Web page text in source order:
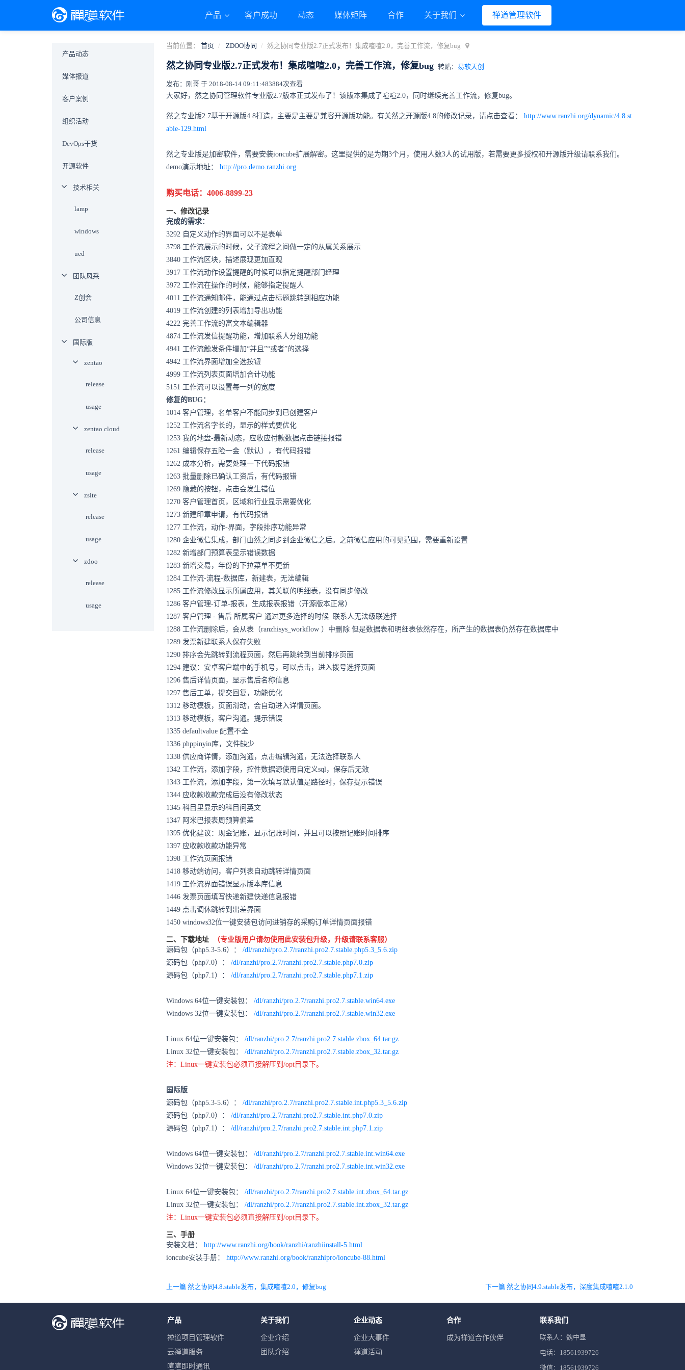
产品 客户成功 动态 媒体矩阵 合作 关于我们 禅道管理软件
当前位置： 首页 ZDOO协同 然之协同专业版2.7正式发布！集成喧喧2.0，完善工作流，修复bug
然之协同专业版2.7正式发布！集成喧喧2.0，完善工作流，修复bug 转贴： 易软天创
发布：刚哥 于 2018-08-14 09:11:483884次查看
大家好，然之协同管理软件专业版2.7版本正式发布了！该版本集成了喧喧2.0，同时继续完善工作流，修复bug。
然之专业版2.7基于开源版4.8打造，主要是主要是兼容开源版功能。有关然之开源版4.8的修改记录，请点击查看： http://www.ranzhi.org/dynamic/4.8.st
able-129.html
然之专业版是加密软件，需要安装ioncube扩展解密。这里提供的是为期3个月，使用人数3人的试用版，若需要更多授权和开源版升级请联系我们。
demo演示地址： http://pro.demo.ranzhi.org
购买电话：4006-8899-23
一、修改记录
完成的需求：
3292 自定义动作的界面可以不是表单
3798 工作流展示的时候，父子流程之间做一定的从属关系展示
3840 工作流区块，描述展现更加直观
3917 工作流动作设置提醒的时候可以指定提醒部门经理
3972 工作流在操作的时候，能够指定提醒人
4011 工作流通知邮件，能通过点击标题跳转到相应功能
4019 工作流创建的列表增加导出功能
4222 完善工作流的富文本编辑器
4874 工作流发信提醒功能，增加联系人分组功能
4941 工作流触发条件增加“并且”“或者”的选择
4942 工作流界面增加全选按钮
4999 工作流列表页面增加合计功能
5151 工作流可以设置每一列的宽度
修复的BUG：
1014 客户管理，名单客户不能同步到已创建客户
1252 工作流名字长的，显示的样式要优化
1253 我的地盘-最新动态，应收应付款数据点击链接报错
1261 编辑保存五险一金（默认），有代码报错
1262 成本分析，需要处理一下代码报错
1263 批量删除已确认工资后，有代码报错
1269 隐藏的按钮，点击会发生错位
1270 客户管理首页，区域和行业显示需要优化
1273 新建印章申请，有代码报错
1277 工作流，动作-界面，字段排序功能异常
1280 企业微信集成，部门由然之同步到企业微信之后。之前微信应用的可见范围，需要重新设置
1282 新增部门预算表显示错误数据
1283 新增交易，年份的下拉菜单不更新
1284 工作流-流程-数据库，新建表，无法编辑
1285 工作流修改显示所属应用，其关联的明细表，没有同步修改
1286 客户管理-订单-报表，生成报表报错（开源版本正常）
1287 客户管理 - 售后 所属客户 通过更多选择的时候 联系人无法级联选择
1288 工作流删除后，会从表（ranzhisys_workflow ）中删除 但是数据表和明细表依然存在，所产生的数据表仍然存在数据库中
1289 发票新建联系人保存失败
1290 排序会先跳转到流程页面，然后再跳转到当前排序页面
1294 建议：安卓客户端中的手机号，可以点击，进入拨号选择页面
1296 售后详情页面，显示售后名称信息
1297 售后工单，提交回复，功能优化
1312 移动模板，页面滑动，会自动进入详情页面。
1313 移动模板，客户沟通。提示错误
1335 defaultvalue 配置不全
1336 phppinyin库，文件缺少
1338 供应商详情，添加沟通，点击编辑沟通，无法选择联系人
1342 工作流，添加字段，控件数据源使用自定义sql，保存后无效
1343 工作流，添加字段，第一次填写默认值是路径时，保存提示错误
1344 应收款收款完成后没有修改状态
1345 科目里显示的科目问英文
1347 阿米巴报表周预算偏差
1395 优化建议：现金记账，显示记账时间，并且可以按照记账时间排序
1397 应收款收款功能异常
1398 工作流页面报错
1418 移动端访问，客户列表自动跳转详情页面
1419 工作流界面错误显示版本库信息
1446 发票页面填写快递新建快递信息报错
1449 点击调休跳转到出差界面
1450 windows32位一键安装包访问进销存的采购订单详情页面报错
二、下载地址
（专业版用户请勿使用此安装包升级，升级请联系客服）
源码包（php5.3-5.6）： /dl/ranzhi/pro.2.7/ranzhi.pro2.7.stable.php5.3_5.6.zip
源码包（php7.0）： /dl/ranzhi/pro.2.7/ranzhi.pro2.7.stable.php7.0.zip
源码包（php7.1）： /dl/ranzhi/pro.2.7/ranzhi.pro2.7.stable.php7.1.zip
Windows 64位一键安装包： /dl/ranzhi/pro.2.7/ranzhi.pro2.7.stable.win64.exe
Windows 32位一键安装包： /dl/ranzhi/pro.2.7/ranzhi.pro2.7.stable.win32.exe
Linux 64位一键安装包： /dl/ranzhi/pro.2.7/ranzhi.pro2.7.stable.zbox_64.tar.gz
Linux 32位一键安装包： /dl/ranzhi/pro.2.7/ranzhi.pro2.7.stable.zbox_32.tar.gz
注：Linux一键安装包必须直接解压到/opt目录下。
国际版
源码包（php5.3-5.6）： /dl/ranzhi/pro.2.7/ranzhi.pro2.7.stable.int.php5.3_5.6.zip
源码包（php7.0）： /dl/ranzhi/pro.2.7/ranzhi.pro2.7.stable.int.php7.0.zip
源码包（php7.1）： /dl/ranzhi/pro.2.7/ranzhi.pro2.7.stable.int.php7.1.zip
Windows 64位一键安装包： /dl/ranzhi/pro.2.7/ranzhi.pro2.7.stable.int.win64.exe
Windows 32位一键安装包： /dl/ranzhi/pro.2.7/ranzhi.pro2.7.stable.int.win32.exe
Linux 64位一键安装包： /dl/ranzhi/pro.2.7/ranzhi.pro2.7.stable.int.zbox_64.tar.gz
Linux 32位一键安装包： /dl/ranzhi/pro.2.7/ranzhi.pro2.7.stable.int.zbox_32.tar.gz
注：Linux一键安装包必须直接解压到/opt目录下。
三、手册
安装文档： http://www.ranzhi.org/book/ranzhi/ranzhiinstall-5.html
ioncube安装手册： http://www.ranzhi.org/book/ranzhipro/ioncube-88.html
上一篇 然之协同4.8.stable发布，集成喧喧2.0，修复bug 下一篇 然之协同4.9.stable发布，深度集成喧喧2.1.0
产品动态
媒体报道
客户案例
组织活动
DevOps干货
开源软件
技术相关
lamp
windows
ued
团队风采
Z创会
公司信息
国际版
zentao
release
usage
zentao cloud
release
usage
zsite
release
usage
zdoo
release
usage
产品
禅道项目管理软件
云禅道服务
喧喧即时通讯
关于我们
企业介绍
团队介绍
企业动态
企业大事件
禅道活动
合作
成为禅道合作伙伴
联系我们
联系人：魏中显
电话：18561939726
微信：18561939726